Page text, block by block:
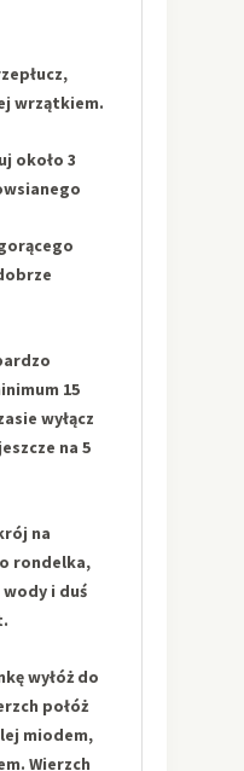
wrzątkiem.
około 3
15
wyłącz
na 5
na
rondelka,
wody i duś
wyłóż do
połóż
miodem,
Wierzch